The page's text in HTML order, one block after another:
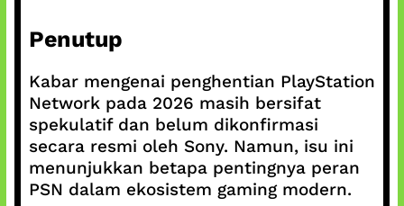
Penutup
Kabar mengenai penghentian PlayStation
Network pada 2026 masih bersifat
spekulatif dan belum dikonfirmasi
secara resmi oleh Sony. Namun, isu ini
menunjukkan betapa pentingnya peran
PSN dalam ekosistem gaming modern.